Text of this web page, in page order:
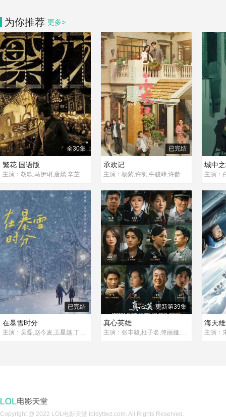
为你推荐 更多>
全30集
繁花 国语版
主演：胡歌,马伊琍,唐嫣,辛芷蕾,游本昌,郑恺,陈龙,吴越,姜逸磊,董勇,黄觉,陈国庆,曾美慧孜,范湉湉,佟晨洁,王菊,林熙蕾,喻恩泰,金宇澄
已完结
承欢记
主演：杨紫,许凯,牛骏峰,许龄月,张耀,何赛飞,姚安濂,吴彦姝
城中
已完结
在暴雪时分
主演：吴磊,赵今麦,王星越,丁笑滢,陈靖可,董子凡,王润泽,韩东霖,王玥晞,王佳璇,李澳,孔冉,李建义,姜宏波,代斯,海铃
更新第39集
真心英雄
主演：张丰毅,杜子名,佟丽娅,叶祖新,钱泳辰,艾东,闫妮,富大龙,田雷,何冰,江珊,张萌,范帅琦,谭凯,罗一舟,陈天明,余男,练练,苏晓彤,蓝盈莹,高至霆,董勇,宋洋,丁冠森
海天
Copyright @ 2022 LOL电影天堂 loldyttwz.com. All Rights Reserved.